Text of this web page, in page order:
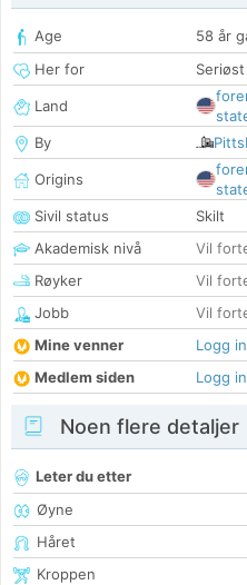
Age
58 år
Her for
Land
By
Origins
Sivil status
Skilt
Akademisk nivå
Vil
Røyker
Vil
Jobb
Vil
Mine venner
Logg
Medlem siden
Logg
Noen flere detaljer
Leter du etter
Øyne
Håret
Kroppen